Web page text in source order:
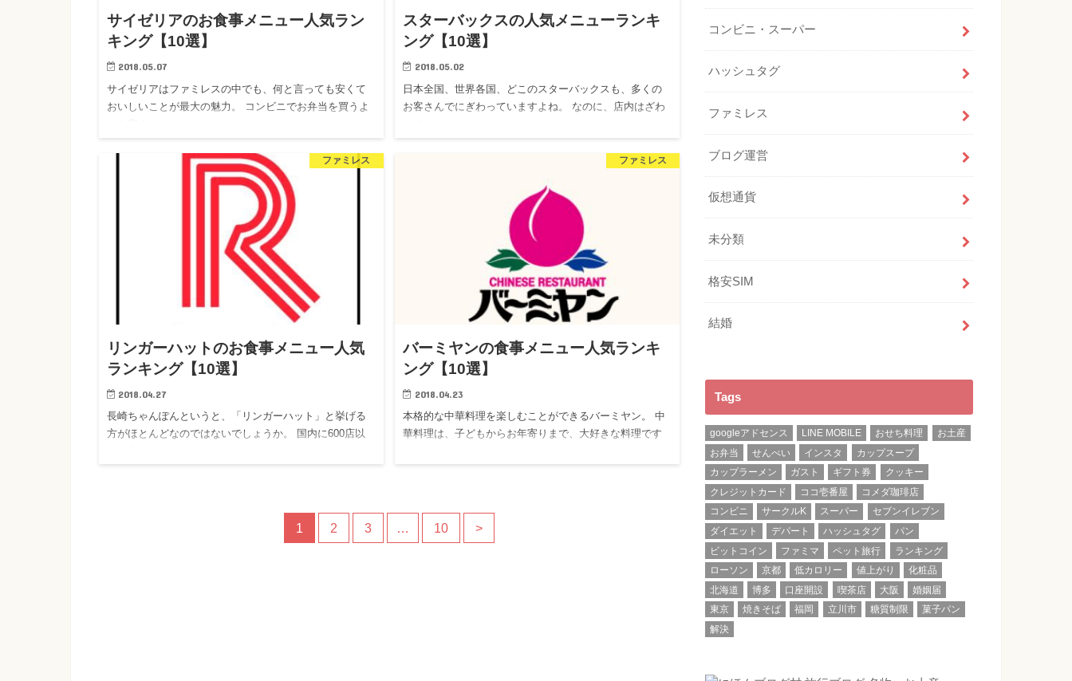
サイゼリアのお食事メニュー人気ラン
キング【10選】
2018.05.07
サイゼリアはファミレスの中でも、何と言っても安くて
おいしいことが最大の魅力。 コンビニでお弁当を買うよ
スターバックスの人気メニューランキ
ング【10選】
2018.05.02
日本全国、世界各国、どこのスターバックスも、多くの
お客さんでにぎわっていますよね。 なのに、店内はざわ
ファミレス
リンガーハットのお食事メニュー人気
ランキング【10選】
2018.04.27
長崎ちゃんぽんというと、「リンガーハット」と挙げる
方がほとんどなのではないでしょうか。 国内に600店以
ファミレス
バーミヤンの食事メニュー人気ランキ
ング【10選】
2018.04.23
本格的な中華料理を楽しむことができるバーミヤン。 中
華料理は、子どもからお年寄りまで、大好きな料理です
1 2 3 … 10 >
コンビニ・スーパー
ハッシュタグ
ファミレス
ブログ運営
仮想通貨
未分類
格安SIM
結婚
Tags
googleアドセンス LINE MOBILE おせち料理
お土産
お弁当
せんべい インスタ
カップスープ
カップラーメン
ガスト ギフト券
クッキー
クレジットカード
ココ壱番屋
コメダ珈琲店
コンビニ
サークルK スーパー
セブンイレブン
ダイエット
デパート ハッシュタグ
パン
ビットコイン
ファミマ ペット旅行
ランキング
ローソン
京都 低カロリー 値上がり
化粧品
北海道
博多 口座開設 喫茶店 大阪
婚姻届
東京
焼きそば 福岡 立川市 糖質制限
菓子パン
解決